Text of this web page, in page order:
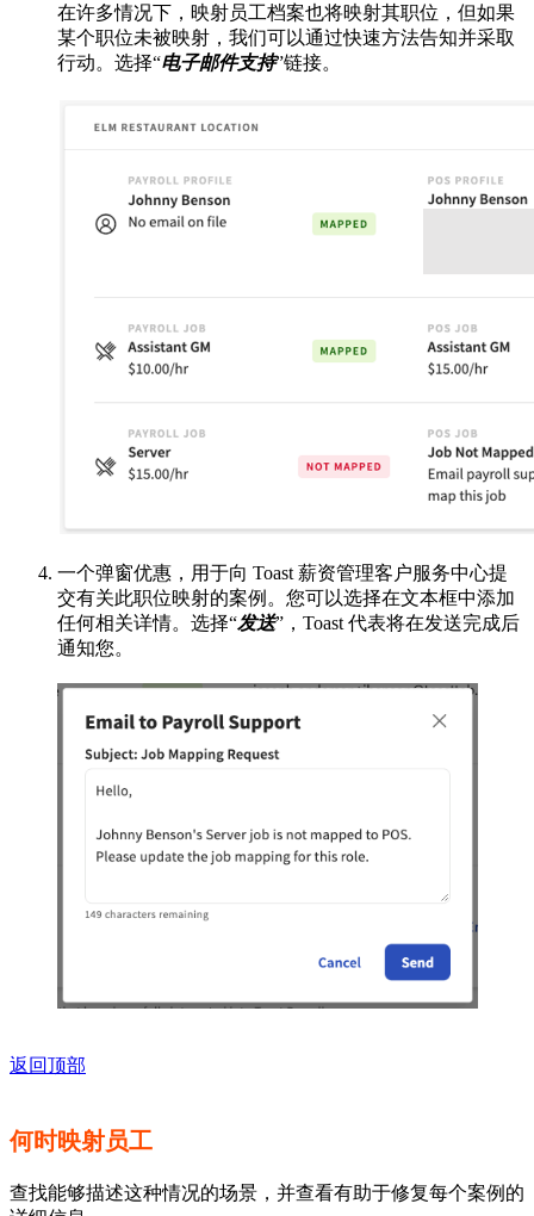
在许多情况下，映射员工档案也将映射其职位，但如果
某个职位未被映射，我们可以通过快速方法告知并采取
行动。选择“电子邮件支持”链接。
一个弹窗优惠，用于向 Toast 薪资管理客户服务中心提
交有关此职位映射的案例。您可以选择在文本框中添加
任何相关详情。选择“发送”，Toast 代表将在发送完成后
通知您。
返回顶部
何时映射员工
查找能够描述这种情况的场景，并查看有助于修复每个案例的